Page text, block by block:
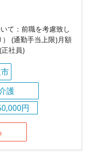
て：前職を考慮致し
(通勤手当上限)月額
社員)
護
円